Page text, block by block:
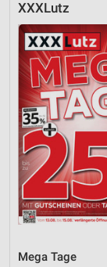
XXXLutz
Mega Tage